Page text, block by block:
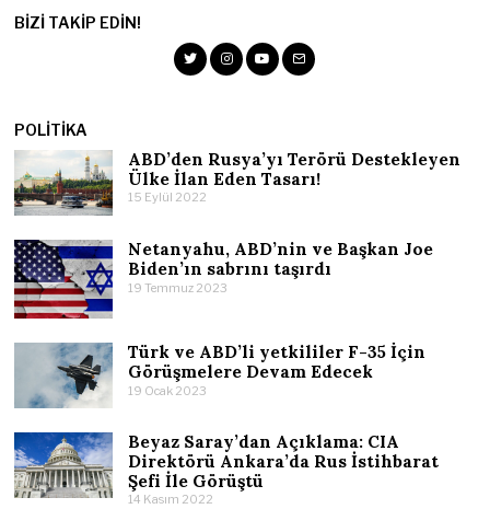
BIZI TAKIP EDIN!
POLITIKA
ABD’den Rusya’yı Terörü Destekleyen
Ülke İlan Eden Tasarı!
15 Eylül 2022
Netanyahu, ABD’nin ve Başkan Joe
Biden’ın sabrını taşırdı
19 Temmuz 2023
Türk ve ABD’li yetkililer F-35 İçin
Görüşmelere Devam Edecek
19 Ocak 2023
Beyaz Saray’dan Açıklama: CIA
Direktörü Ankara’da Rus İstihbarat
Şefi İle Görüştü
14 Kasım 2022